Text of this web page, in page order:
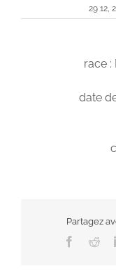
29 12,
race :
date
Partagez
Facebook